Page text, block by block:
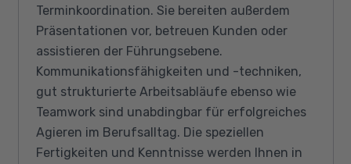
Terminkoordination. Sie bereiten außerdem
Präsentationen vor, betreuen Kunden oder
assistieren der Führungsebene.
Kommunikationsfähigkeiten und -techniken,
gut strukturierte Arbeitsabläufe ebenso wie
Teamwork sind unabdingbar für erfolgreiches
Agieren im Berufsalltag. Die speziellen
Fertigkeiten und Kenntnisse werden Ihnen in